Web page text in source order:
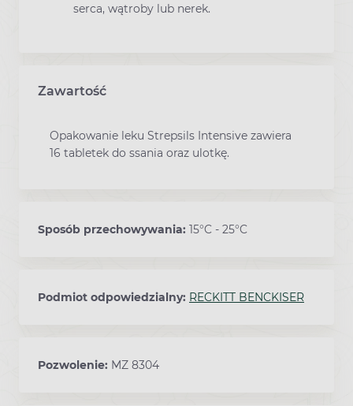
serca, wątroby lub nerek.
Zawartość
Opakowanie leku Strepsils Intensive zawiera
16 tabletek do ssania oraz ulotkę.
Sposób przechowywania: 15°C - 25°C
Podmiot odpowiedzialny: RECKITT BENCKISER
Pozwolenie: MZ 8304